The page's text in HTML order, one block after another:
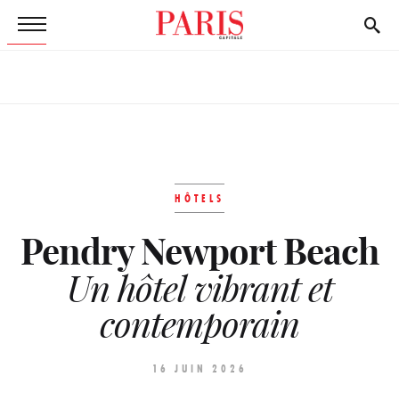
HÔTELS
Pendry Newport Beach
Un hôtel vibrant et
contemporain
16 JUIN 2026